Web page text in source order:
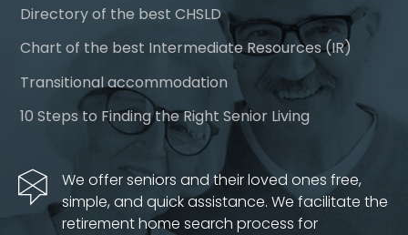
Directory of the best CHSLD
Chart of the best Intermediate Resources (IR)
Transitional accommodation
10 Steps to Finding the Right Senior Living
We offer seniors and their loved ones free,
simple, and quick assistance. We facilitate the
retirement home search process for